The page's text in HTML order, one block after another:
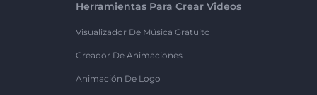
Herramientas Para Crear Videos
Visualizador De Música Gratuito
Creador De Animaciones
Animación De Logo